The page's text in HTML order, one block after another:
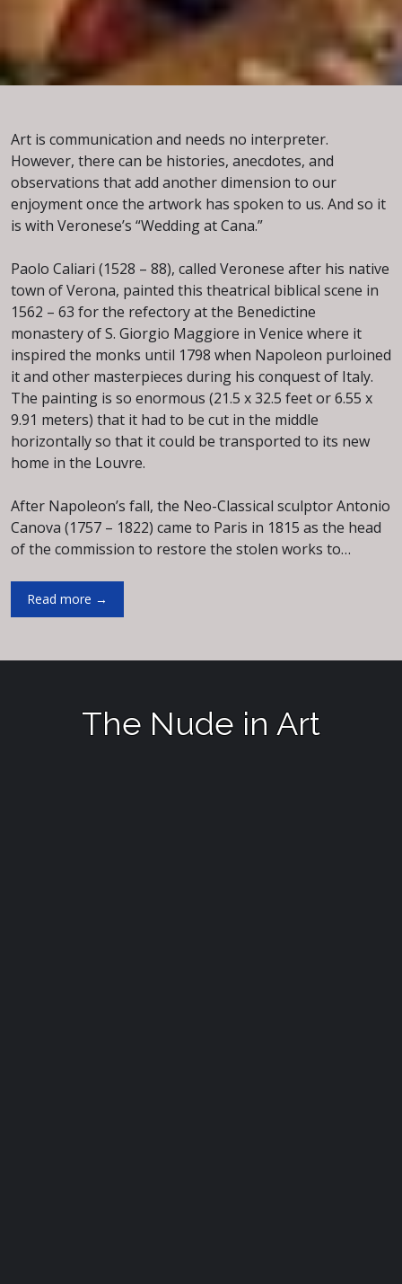
Art is communication and needs no interpreter.
However, there can be histories, anecdotes, and
observations that add another dimension to our
enjoyment once the artwork has spoken to us. And so it
is with Veronese’s “Wedding at Cana.”
Paolo Caliari (1528 – 88), called Veronese after his native
town of Verona, painted this theatrical biblical scene in
1562 – 63 for the refectory at the Benedictine
monastery of S. Giorgio Maggiore in Venice where it
inspired the monks until 1798 when Napoleon purloined
it and other masterpieces during his conquest of Italy.
The painting is so enormous (21.5 x 32.5 feet or 6.55 x
9.91 meters) that it had to be cut in the middle
horizontally so that it could be transported to its new
home in the Louvre.
After Napoleon’s fall, the Neo-Classical sculptor Antonio
Canova (1757 – 1822) came to Paris in 1815 as the head
of the commission to restore the stolen works to…
Read more Veronese
Cana”
→
The Nude in Art